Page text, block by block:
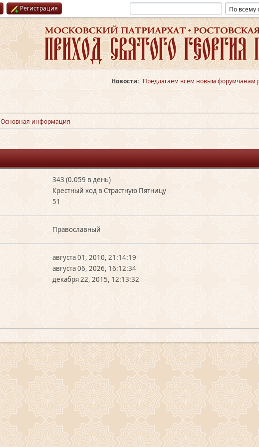
Регистрация
Новости: Предлагаем всем новым форумчанам
Основная информация
343 (0.059 в день)
Крестный ход в Страстную Пятницу
51
Православный
августа 01, 2010, 21:14:19
августа 06, 2026, 16:12:34
декабря 22, 2015, 12:13:32